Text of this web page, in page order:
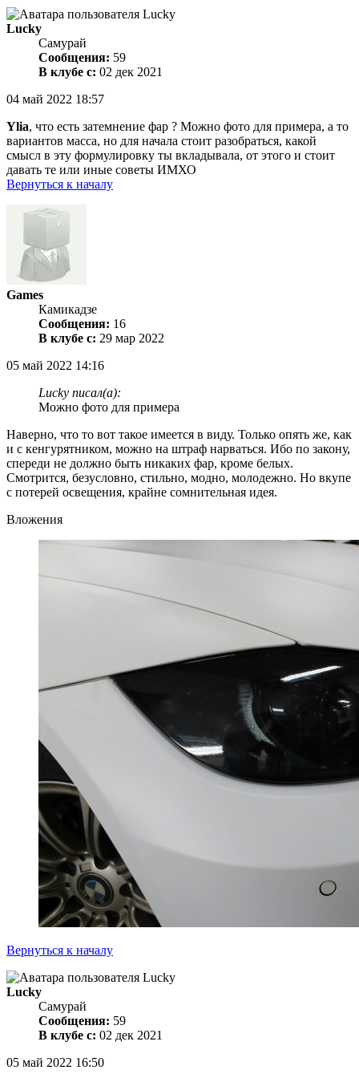
Lucky
Самурай
Сообщения: 59
В клубе с: 02 дек 2021
04 май 2022 18:57
Ylia, что есть затемнение фар ? Можно фото для примера, а то
вариантов масса, но для начала стоит разобраться, какой
смысл в эту формулировку ты вкладывала, от этого и стоит
давать те или иные советы ИМХО
Вернуться к началу
Games
Камикадзе
Сообщения: 16
В клубе с: 29 мар 2022
05 май 2022 14:16
Lucky писал(а):
Можно фото для примера
Наверно, что то вот такое имеется в виду. Только опять же, как
и с кенгурятником, можно на штраф нарваться. Ибо по закону,
спереди не должно быть никаких фар, кроме белых.
Смотрится, безусловно, стильно, модно, молодежно. Но вкупе
с потерей освещения, крайне сомнительная идея.
Вложения
Вернуться к началу
Lucky
Самурай
Сообщения: 59
В клубе с: 02 дек 2021
05 май 2022 16:50